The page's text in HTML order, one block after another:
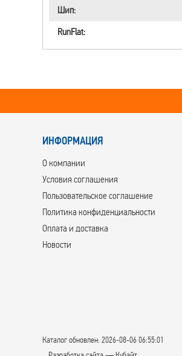
Шип:
RunFlat:
ИНФОРМАЦИЯ
О компании
Условия соглашения
Пользовательское соглашение
Политика конфиденциальности
Оплата и доставка
Новости
Каталог обновлен: 2026-08-06 06:55:01